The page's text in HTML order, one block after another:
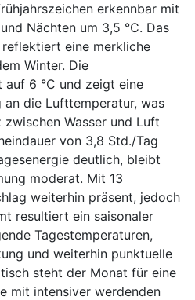
erkennbar mit
Nächten um 3,5 °C. Das
eine merkliche
Winter. Die
6 °C und zeigt eine
an die Lufttemperatur, was
Wasser und Luft
von 3,8 Std./Tag
deutlich, bleibt
moderat. Mit 13
weiterhin präsent, jedoch
resultiert ein saisonaler
Tagestemperaturen,
und weiterhin punktuelle
steht der Monat für eine
mit intensiver werdenden